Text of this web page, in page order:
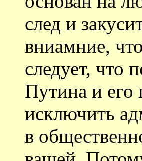
след и
вниамние,
следует, что
Путина и его
исключить
в